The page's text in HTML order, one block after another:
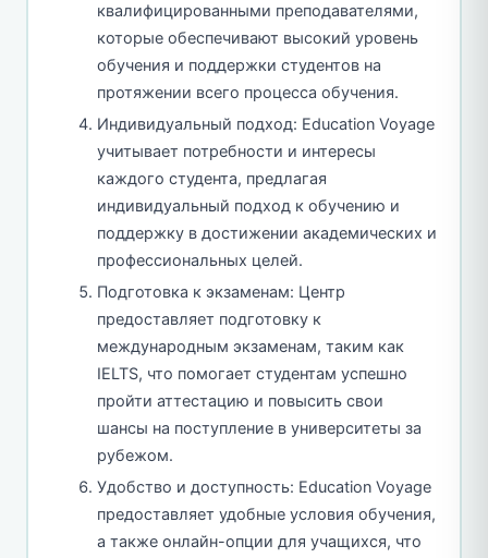
квалифицированными преподавателями,
которые обеспечивают высокий уровень
обучения и поддержки студентов на
протяжении всего процесса обучения.
Индивидуальный подход: Education Voyage
учитывает потребности и интересы
каждого студента, предлагая
индивидуальный подход к обучению и
поддержку в достижении академических и
профессиональных целей.
Подготовка к экзаменам: Центр
предоставляет подготовку к
международным экзаменам, таким как
IELTS, что помогает студентам успешно
пройти аттестацию и повысить свои
шансы на поступление в университеты за
рубежом.
Удобство и доступность: Education Voyage
предоставляет удобные условия обучения,
а также онлайн-опции для учащихся, что